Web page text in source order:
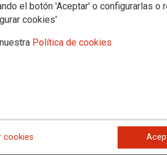
el botón 'Aceptar' o configurarlas o
cookies'
Política de cookies
cookies